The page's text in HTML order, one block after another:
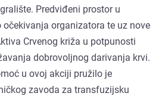
Predviđeni prostor u
organizatora te uz nove
Crvenog križa u potpunosti
dobrovoljnog darivanja krvi.
u ovoj akciji pružilo je
zavoda za transfuzijsku